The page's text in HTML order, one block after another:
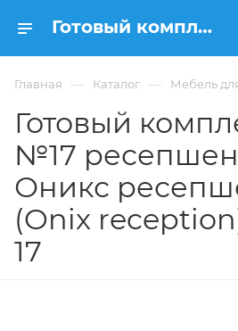
Готовый комплект №17 ресепшен Onix Оникс ресепшен (Onix reception) O.R-K-17 из ЛДСП купить в Москве, цена 74 740 ₽. - интернет-магазин ФРАНКОМ
Главная — Каталог — Мебель
Готовый
№17
Оникс
(Onix
17